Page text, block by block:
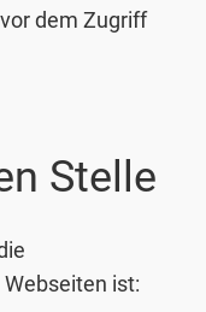
dem Zugriff
Stelle
ist: